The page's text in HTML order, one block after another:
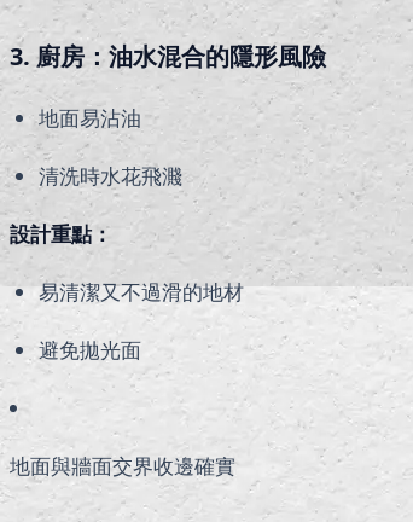
3. 廚房：油水混合的隱形風險
地面易沾油
清洗時水花飛濺
設計重點：
易清潔又不過滑的地材
避免拋光面
地面與牆面交界收邊確實